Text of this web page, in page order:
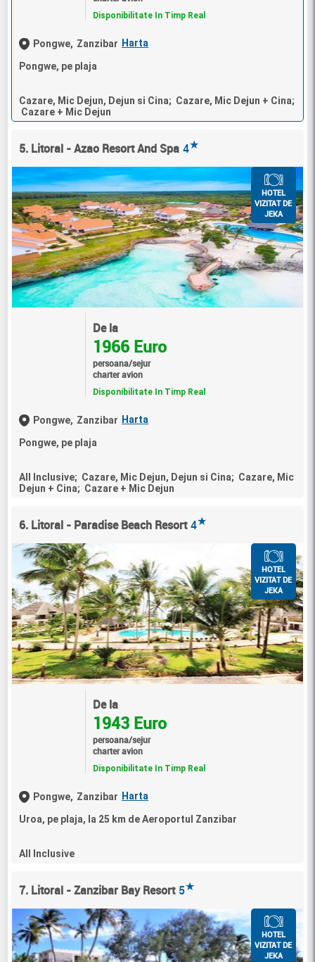
Disponibilitate In Timp Real
Pongwe, Zanzibar Harta
Pongwe, pe plaja
Cazare, Mic Dejun, Dejun si Cina; Cazare, Mic Dejun + Cina;
Cazare + Mic Dejun
5. Litoral - Azao Resort And Spa 4★
HOTEL
VIZITAT DE
JEKA
De la
1966 Euro
persoana/sejur
charter avion
Disponibilitate In Timp Real
Pongwe, Zanzibar Harta
Pongwe, pe plaja
All Inclusive; Cazare, Mic Dejun, Dejun si Cina; Cazare, Mic
Dejun + Cina; Cazare + Mic Dejun
6. Litoral - Paradise Beach Resort 4★
HOTEL
VIZITAT DE
JEKA
De la
1943 Euro
persoana/sejur
charter avion
Disponibilitate In Timp Real
Pongwe, Zanzibar Harta
Uroa, pe plaja, la 25 km de Aeroportul Zanzibar
All Inclusive
7. Litoral - Zanzibar Bay Resort 5★
HOTEL
VIZITAT DE
JEKA